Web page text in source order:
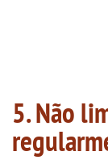
5. Não